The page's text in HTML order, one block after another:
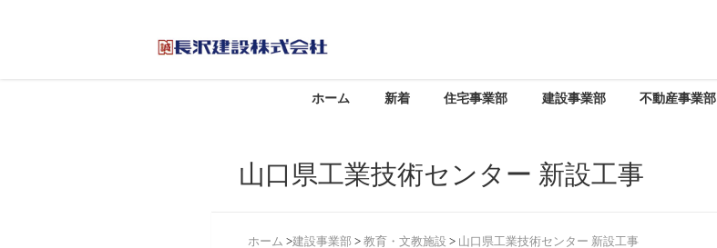
ホーム 新着 住宅事業部 建設事業部 不動産事業部
山口県工業技術センター 新設工事
ホーム >建設事業部 > 教育・文教施設 > 山口県工業技術センター 新設工事